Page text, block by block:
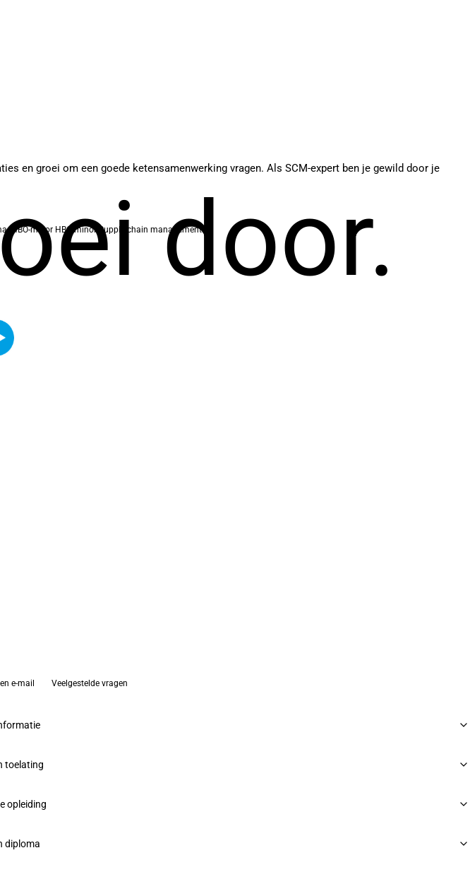
door.
en groei om een goede ketensamenwerking vragen. Als SCM-expert ben je gewild door je
HBO-minor HBO-minor Supply chain management
e-mail Veelgestelde vragen
toelating
opleiding
diploma